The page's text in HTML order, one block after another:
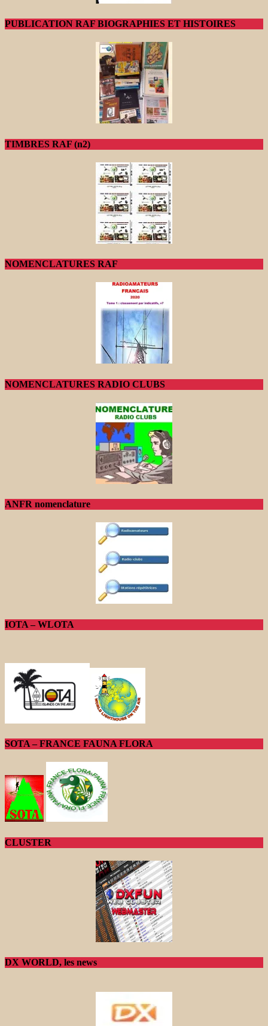
PUBLICATION RAF BIOGRAPHIES ET HISTOIRES
TIMBRES RAF (n2)
NOMENCLATURES RAF
NOMENCLATURES RADIO CLUBS
ANFR nomenclature
IOTA – WLOTA
SOTA – FRANCE FAUNA FLORA
CLUSTER
DX WORLD, les news